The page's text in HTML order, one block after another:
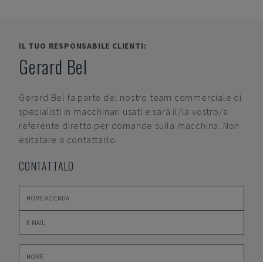
IL TUO RESPONSABILE CLIENTI:
Gerard Bel
Gerard Bel fa parte del nostro team commerciale di
specialisti in macchinari usati e sarà il/la vostro/a
referente diretto per domande sulla macchina. Non
esitatare a contattarlo.
CONTATTALO